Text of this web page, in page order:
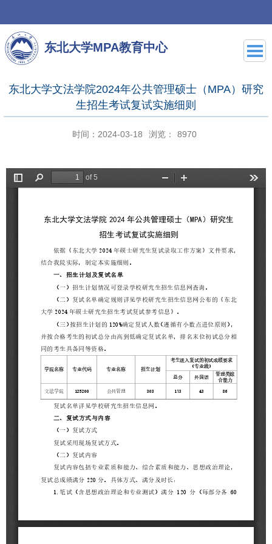
东北大学MPA教育中心
东北大学文法学院2024年公共管理硕士（MPA）研究
生招生考试复试实施细则
时间：2024-03-18 浏览： 8970